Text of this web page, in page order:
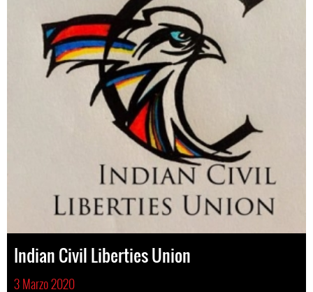
Indian Civil Liberties Union
3 Marzo 2020